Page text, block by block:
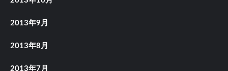
2013年9月
2013年8月
2013年7月